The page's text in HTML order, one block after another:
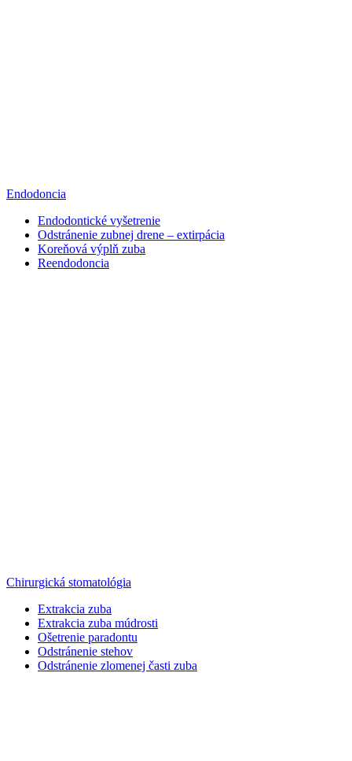
Endodoncia
Endodontické vyšetrenie
Odstránenie zubnej drene – extirpácia
Koreňová výplň zuba
Reendodoncia
Chirurgická stomatológia
Extrakcia zuba
Extrakcia zuba múdrosti
Ošetrenie paradontu
Odstránenie stehov
Odstránenie zlomenej časti zuba